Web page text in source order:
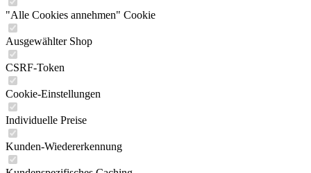
"Alle Cookies annehmen" Cookie
Ausgewählter Shop
CSRF-Token
Cookie-Einstellungen
Individuelle Preise
Kunden-Wiedererkennung